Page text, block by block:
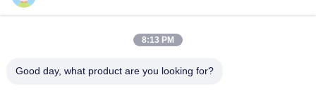
8:13 PM
Good day, what product are you looking for?